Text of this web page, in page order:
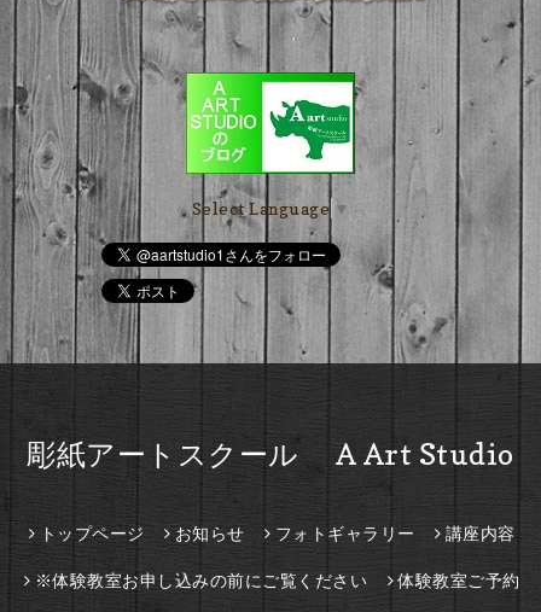
Select Language ▼
彫紙アートスクール A Art Studio
トップページ お知らせ フォトギャラリー 講座内容
※体験教室お申し込みの前にご覧ください 体験教室ご予約